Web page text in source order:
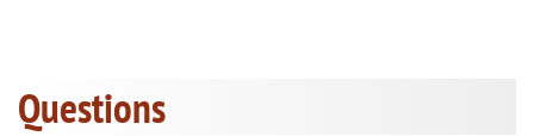
Questions